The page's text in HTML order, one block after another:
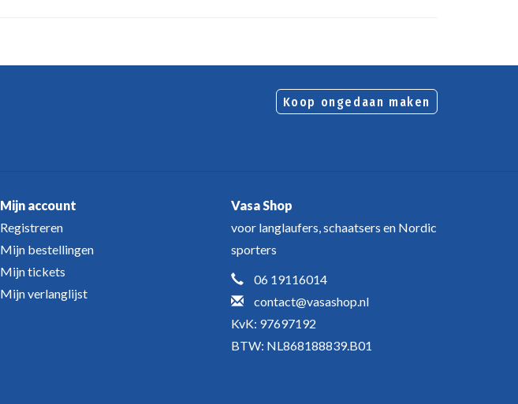
Koop ongedaan maken
Mijn account
Registreren
Mijn bestellingen
Mijn tickets
Mijn verlanglijst
Vasa Shop
voor langlaufers, schaatsers en Nordic
sporters
06 19116014
contact@vasashop.nl
KvK: 97697192
BTW: NL868188839.B01